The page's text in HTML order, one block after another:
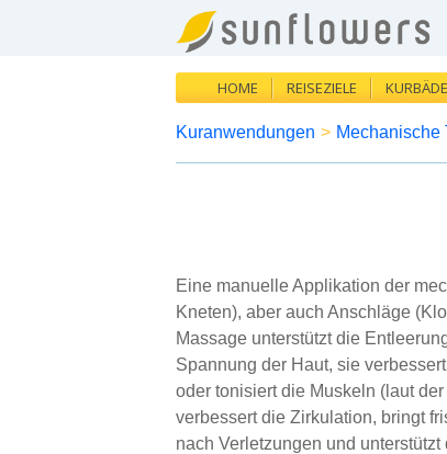
HOME REISEZIELE
Kuranwendungen > Mechanische
Eine manuelle Applikation der
Kneten), aber auch Anschläge
Massage unterstützt die
Spannung der Haut, sie
oder tonisiert die Muskeln (laut
verbessert die Zirkulation, bringt
nach Verletzungen und